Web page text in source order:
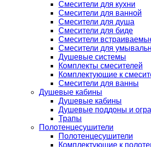
Смесители для кухни
Смесители для ванной
Смесители для душа
Смесители для биде
Смесители
Смесители для
Душевые системы
Комплекты смесителей
Комплектующие к
Смесители для ванны
Душевые кабины
Душевые кабины
Душевые поддоны и
Трапы
Полотенцесушители
Полотенцесушители
Комплектующие к